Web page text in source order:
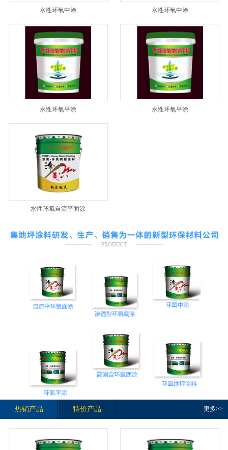
水性环氧中涂 水性环氧中涂
水性环氧平涂 水性环氧平涂
水性环氧自流平面涂
热销产品 特价产品 更多>>